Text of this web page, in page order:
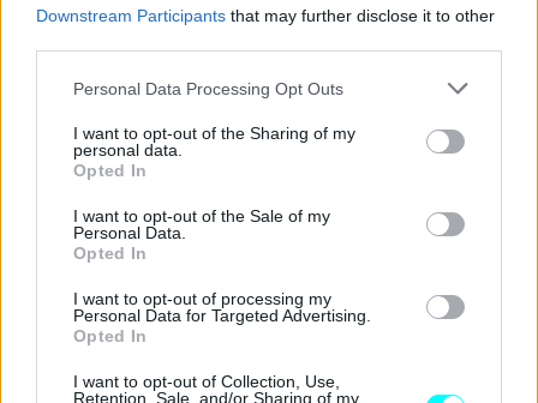
Downstream Participants that may further disclose it to other
Please note that this website/app uses one or more Google
not limited to your visit or usage behaviour. You may click to
grant or deny consent to Google and its third-party tags to
use your data for below specified purposes in below Google
consent section.
Personal Data Processing Opt Outs
I want to opt-out of the Sharing of my
personal data.
Opted In
I want to opt-out of the Sale of my
Personal Data.
Opted In
I want to opt-out of processing my
Personal Data for Targeted Advertising.
Opted In
I want to opt-out of Collection, Use,
Retention, Sale, and/or Sharing of my